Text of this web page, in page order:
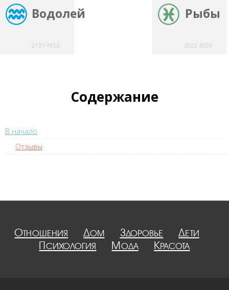
Водолей
21.01-19.02
Рыбы
20.02-20.03
Содержание
В начало
Отзывы
Отношения Дом Здоровье
Дети
Психология
Мода Красота